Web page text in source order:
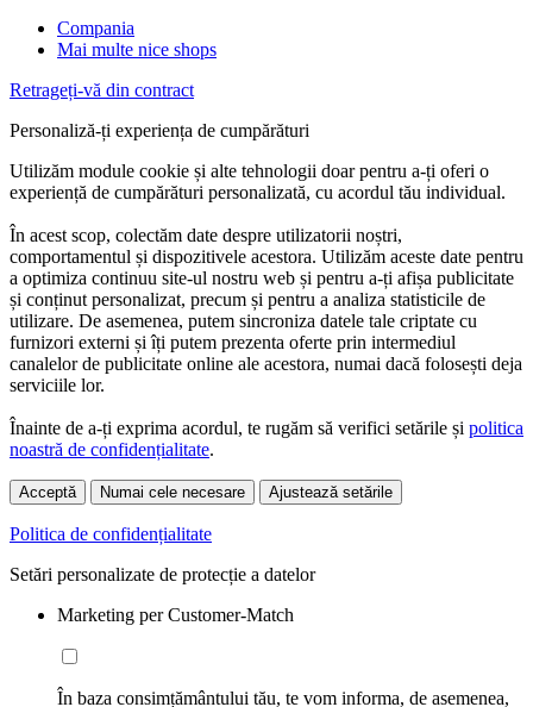
Compania
Mai multe nice shops
Retrageți-vă din contract
Personaliză-ți experiența de cumpărături
Utilizăm module cookie și alte tehnologii doar pentru a-ți oferi o
experiență de cumpărături personalizată, cu acordul tău individual.
În acest scop, colectăm date despre utilizatorii noștri,
comportamentul și dispozitivele acestora. Utilizăm aceste date pentru
a optimiza continuu site-ul nostru web și pentru a-ți afișa publicitate
și conținut personalizat, precum și pentru a analiza statisticile de
utilizare. De asemenea, putem sincroniza datele tale criptate cu
furnizori externi și îți putem prezenta oferte prin intermediul
canalelor de publicitate online ale acestora, numai dacă folosești deja
serviciile lor.
Înainte de a-ți exprima acordul, te rugăm să verifici setările și politica
noastră de confidențialitate.
Acceptă Numai cele necesare Ajustează setările
Politica de confidențialitate
Setări personalizate de protecție a datelor
Marketing per Customer-Match
În baza consimțământului tău, te vom informa, de asemenea,